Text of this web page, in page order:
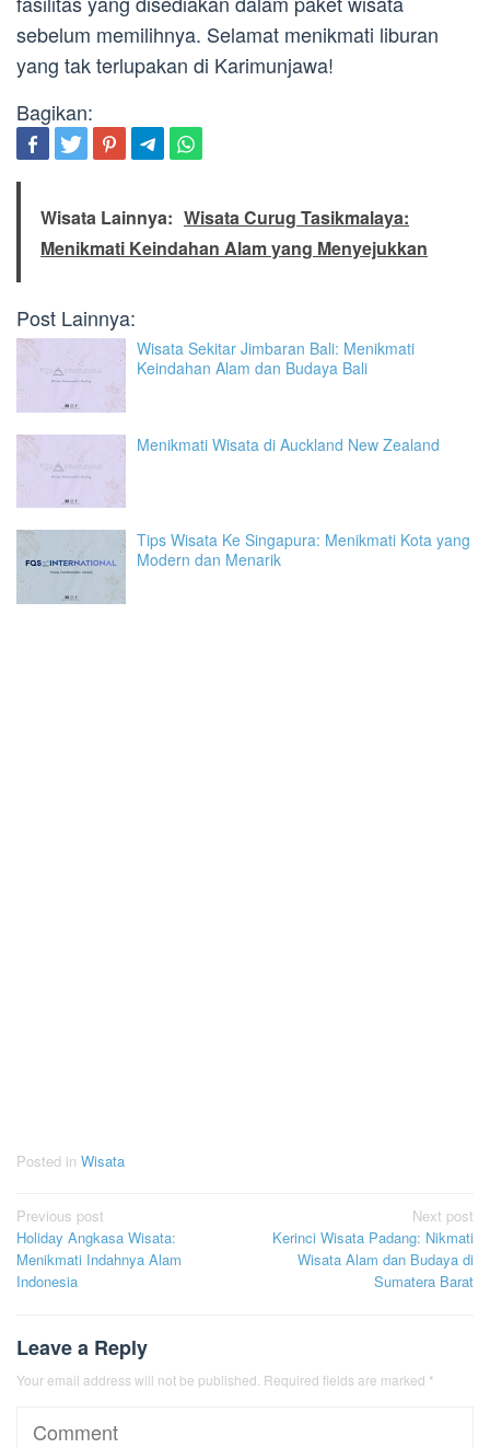
sebelum memilihnya. Selamat menikmati liburan
yang tak terlupakan di Karimunjawa!
Bagikan:
Wisata Lainnya: Wisata Curug Tasikmalaya:
Menikmati Keindahan Alam yang Menyejukkan
Post Lainnya:
Wisata Sekitar Jimbaran Bali: Menikmati
Keindahan Alam dan Budaya Bali
Menikmati Wisata di Auckland New Zealand
Tips Wisata Ke Singapura: Menikmati Kota yang
Modern dan Menarik
Posted in Wisata
Post
navigation
Previous post
Holiday Angkasa Wisata:
Menikmati Indahnya Alam
Indonesia
Next post
Kerinci Wisata Padang: Nikmati
Wisata Alam dan Budaya di
Sumatera Barat
Leave a Reply
Your email address will not be published. Required fields are marked *